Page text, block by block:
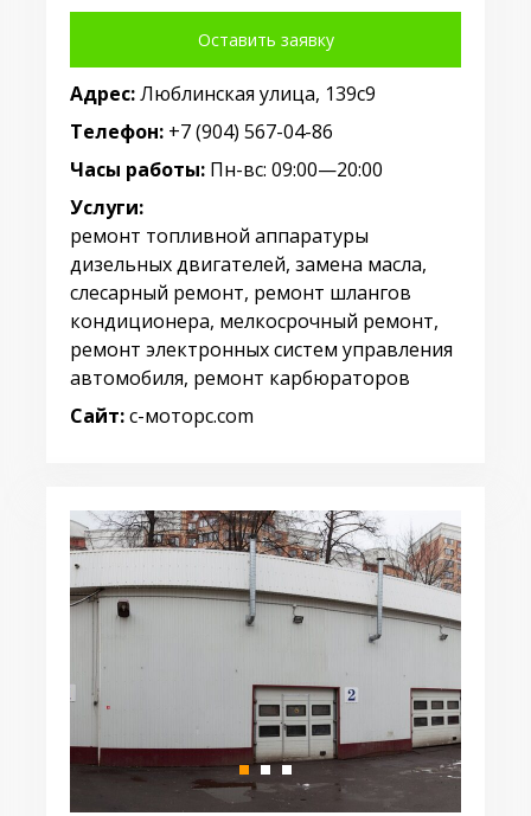
Оставить заявку
Адрес:Люблинская улица, 139с9
Телефон: +7 (904) 567-04-86
Часы работы: Пн-вс: 09:00—20:00
Услуги:
ремонт топливной аппаратуры
дизельных двигателей, замена масла,
слесарный ремонт, ремонт шлангов
кондиционера, мелкосрочный ремонт,
ремонт электронных систем управления
автомобиля, ремонт карбюраторов
Сайт:с-моторс.com